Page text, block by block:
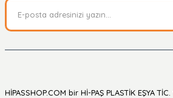
HİPASSHOP.COM bir Hİ-PAŞ PLASTİK EŞYA TİC.